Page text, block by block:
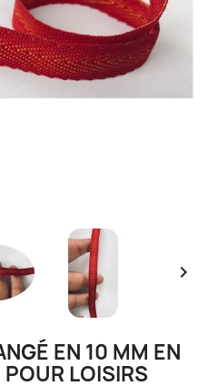

EN 10 MM EN
LOISIRS